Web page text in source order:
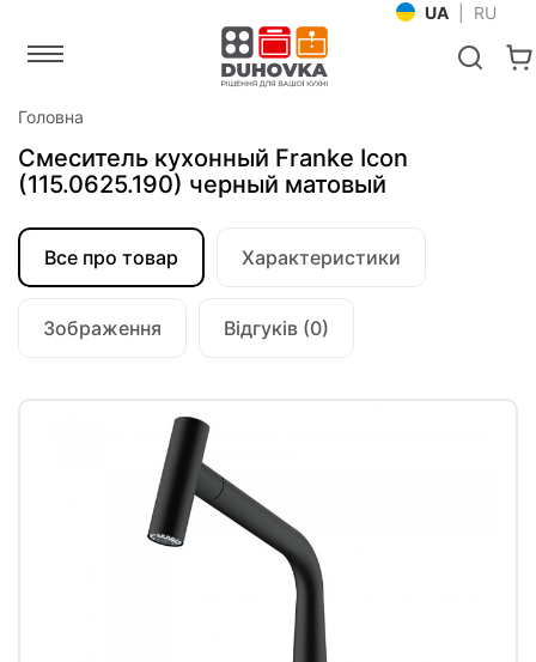
UA RU
Головна
Смеситель кухонный Franke Icon
(115.0625.190) черный матовый
Все про товар Характеристики
Зображення Відгуків (0)